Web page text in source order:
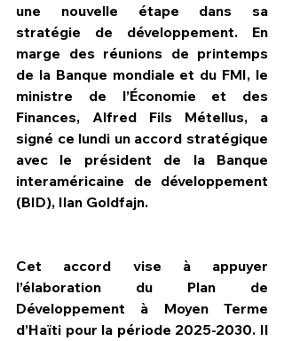
une nouvelle étape dans sa
stratégie de développement. En
marge des réunions de printemps
de la Banque mondiale et du FMI, le
ministre de l’Économie et des
Finances, Alfred Fils Métellus, a
signé ce lundi un accord stratégique
avec le président de la Banque
interaméricaine de développement
(BID), Ilan Goldfajn.
Cet accord vise à appuyer
l’élaboration du Plan de
Développement à Moyen Terme
d’Haïti pour la période 2025-2030. Il